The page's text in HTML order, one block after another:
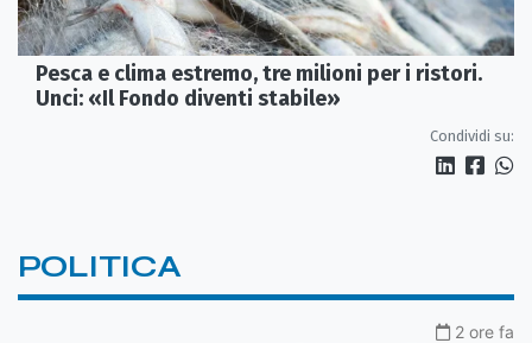
Pesca e clima estremo, tre milioni per i ristori.
Unci: «Il Fondo diventi stabile»
Condividi su:
POLITICA
2 ore fa